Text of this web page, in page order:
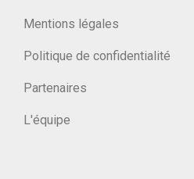
Mentions légales
Politique de confidentialité
Partenaires
L'équipe